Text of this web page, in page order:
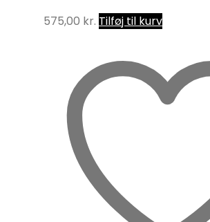
575,00 kr. Tilføj til kurv